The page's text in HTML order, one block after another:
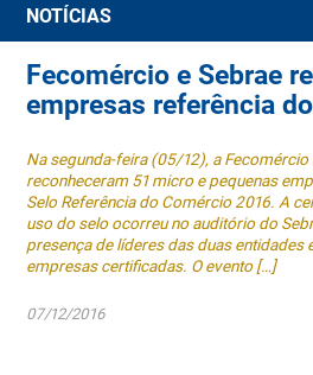
NOTÍCIAS
Fecomércio e Sebrae
empresas referência
Na segunda-feira (05/12), a Fecomércio
reconheceram 51 micro e pequenas
Selo Referência do Comércio 2016. A
uso do selo ocorreu no auditório do
presença de líderes das duas entidades
empresas certificadas. O evento […]
07/12/2016